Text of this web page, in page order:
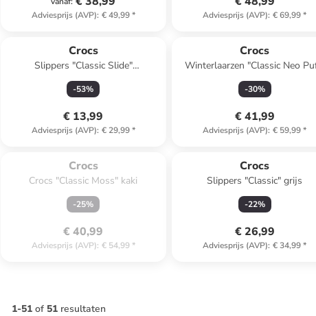
Adviesprijs (AVP): € 49,99* Adviesprijs (AVP): € 69,99*
Crocs
Slippers "Classic Slide"
donkerblauw
-53%
€ 13,99
Adviesprijs (AVP): € 29,99*
Crocs
Winterlaarzen "Classic Neo
zwart
-30%
€ 41,99
Adviesprijs (AVP): € 59,99*
uitverkocht.
Crocs
Crocs "Classic Moss" kaki
-25%
€ 40,99
Adviesprijs (AVP): € 54,99*
Crocs
Slippers "Classic" grijs
-22%
€ 26,99
Adviesprijs (AVP): € 34,99*
1-51 of 51 resultaten